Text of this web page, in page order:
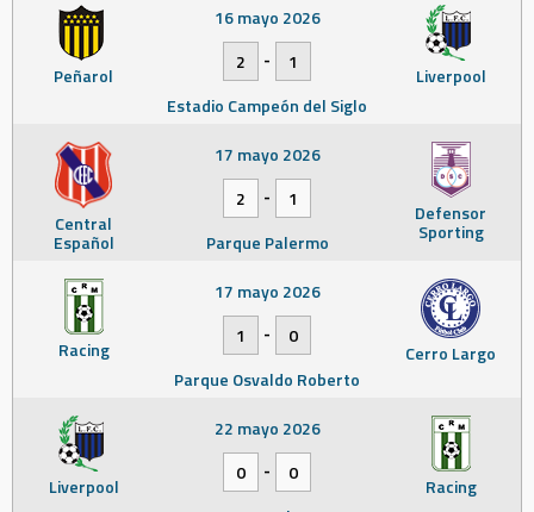
Peñarol Liverpool
16 mayo 2026
2
-
1
Estadio Campeón del Siglo
Central
Español
Defensor
Sporting
17 mayo 2026
2
-
1
Parque Palermo
Racing Cerro Largo
17 mayo 2026
1
-
0
Parque Osvaldo Roberto
Liverpool Racing
22 mayo 2026
0
-
0